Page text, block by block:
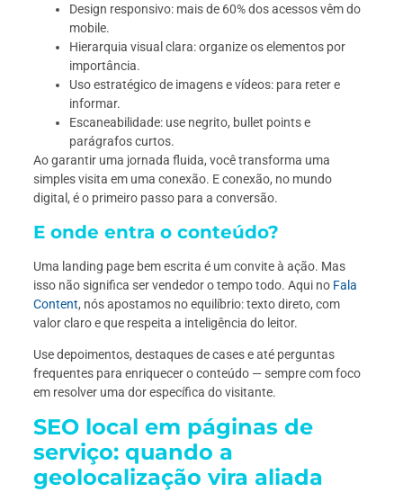
Design responsivo: mais de 60% dos acessos vêm do
mobile.
Hierarquia visual clara: organize os elementos por
importância.
Uso estratégico de imagens e vídeos: para reter e
informar.
Escaneabilidade: use negrito, bullet points e
parágrafos curtos.
Ao garantir uma jornada fluida, você transforma uma
simples visita em uma conexão. E conexão, no mundo
digital, é o primeiro passo para a conversão.
E onde entra o conteúdo?
Uma landing page bem escrita é um convite à ação. Mas
isso não significa ser vendedor o tempo todo. Aqui no Fala
Content, nós apostamos no equilíbrio: texto direto, com
valor claro e que respeita a inteligência do leitor.
Use depoimentos, destaques de cases e até perguntas
frequentes para enriquecer o conteúdo — sempre com foco
em resolver uma dor específica do visitante.
SEO local em páginas de
serviço: quando a
geolocalização vira aliada